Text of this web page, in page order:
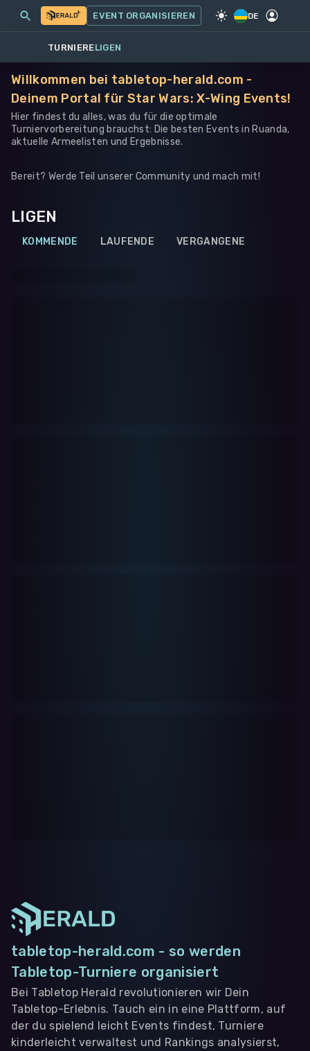
SPIEL·STAR WARS: X-WING
MEINE EVENTS MEHR
EVENT ORGANISIEREN DE
TURNIERELIGEN
Willkommen bei tabletop-herald.com -
Deinem Portal für Star Wars: X-Wing Events!
Hier findest du alles, was du für die optimale
Turniervorbereitung brauchst: Die besten Events in Ruanda,
aktuelle Armeelisten und Ergebnisse.
Bereit? Werde Teil unserer Community und mach mit!
LIGEN
KOMMENDE LAUFENDE VERGANGENE
tabletop-herald.com - so werden
Tabletop-Turniere organisiert
Bei Tabletop Herald revolutionieren wir Dein
Tabletop-Erlebnis. Tauch ein in eine Plattform, auf
der du spielend leicht Events findest, Turniere
kinderleicht verwaltest und Rankings analysierst,